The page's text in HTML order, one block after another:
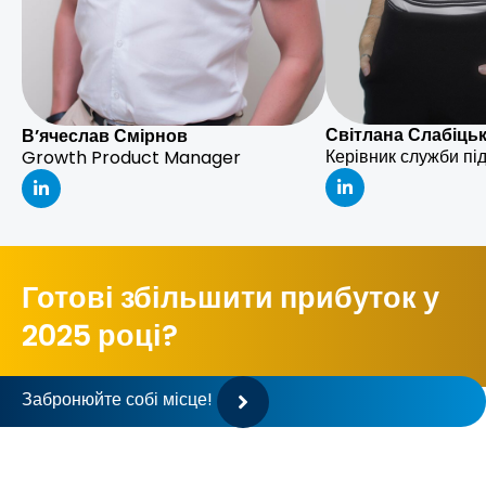
В’ячеслав Смірнов
Growth Product Manager
Світлана
Керівник служби
Готові збільшити прибуток у
2025 році?
Забронюйте собі місце!